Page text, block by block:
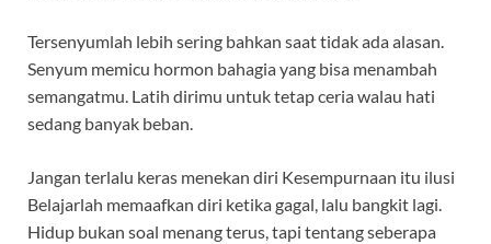
Tersenyumlah lebih sering bahkan saat tidak ada alasan.
Senyum memicu hormon bahagia yang bisa menambah
semangatmu. Latih dirimu untuk tetap ceria walau hati
sedang banyak beban.
Jangan terlalu keras menekan diri Kesempurnaan itu ilusi
Belajarlah memaafkan diri ketika gagal, lalu bangkit lagi.
Hidup bukan soal menang terus, tapi tentang seberapa